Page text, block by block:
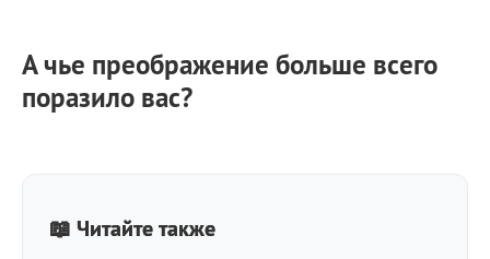
А чье преображение больше всего
поразило вас?
📖 Читайте также